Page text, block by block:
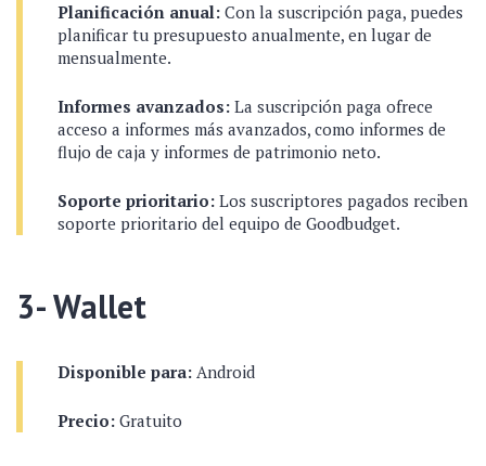
Planificación anual: Con la suscripción paga, puedes
planificar tu presupuesto anualmente, en lugar de
mensualmente.
Informes avanzados: La suscripción paga ofrece
acceso a informes más avanzados, como informes de
flujo de caja y informes de patrimonio neto.
Soporte prioritario: Los suscriptores pagados reciben
soporte prioritario del equipo de Goodbudget.
3- Wallet
Disponible para: Android
Precio: Gratuito